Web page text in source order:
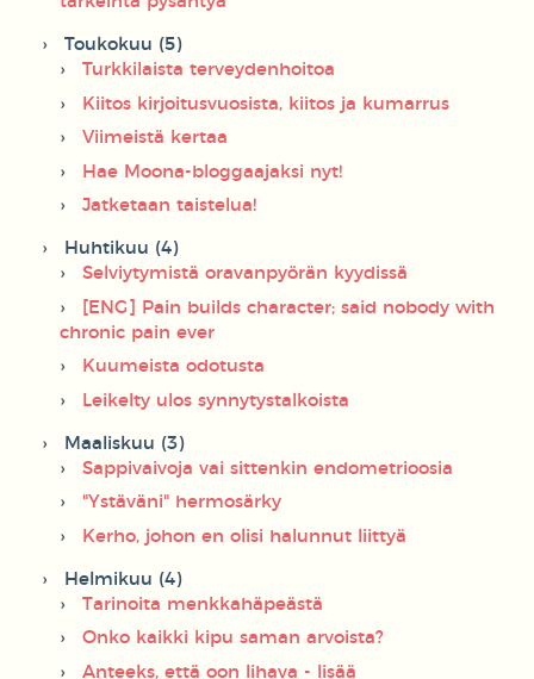
Toukokuu (5)
Turkkilaista terveydenhoitoa
Kiitos kirjoitusvuosista, kiitos ja kumarrus
Viimeistä kertaa
Hae Moona-bloggaajaksi nyt!
Jatketaan taistelua!
Huhtikuu (4)
Selviytymistä oravanpyörän kyydissä
[ENG] Pain builds character; said nobody with
chronic pain ever
Kuumeista odotusta
Leikelty ulos synnytystalkoista
Maaliskuu (3)
Sappivaivoja vai sittenkin endometrioosia
"Ystäväni" hermosärky
Kerho, johon en olisi halunnut liittyä
Helmikuu (4)
Tarinoita menkkahäpeästä
Onko kaikki kipu saman arvoista?
Anteeks, että oon lihava - lisää